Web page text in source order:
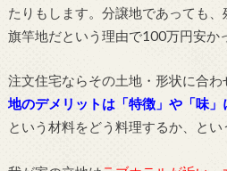
たりもします。分譲地であっても
旗竿地だという理由で100万円安か
注文住宅ならその土地・形状に合わ
地のデメリットは「特徴」や「味
という材料をどう料理するか、とい